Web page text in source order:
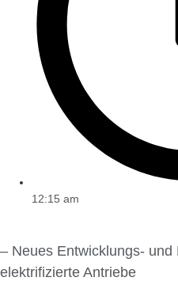
12:15 am
– Neues Entwicklungs- und
elektrifizierte Antriebe